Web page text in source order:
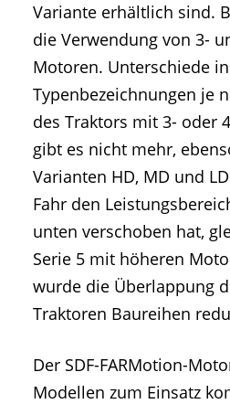
Variante erhältlich sind.
die Verwendung von 3-
Motoren. Unterschiede
Typenbezeichnungen je
des Traktors mit 3- oder
gibt es nicht mehr,
Varianten HD, MD und
Fahr den
unten verschoben hat,
Serie 5 mit höheren
wurde die Überlappung
Traktoren Baureihen
Der SDF-FARMotion-
Modellen zum Einsatz